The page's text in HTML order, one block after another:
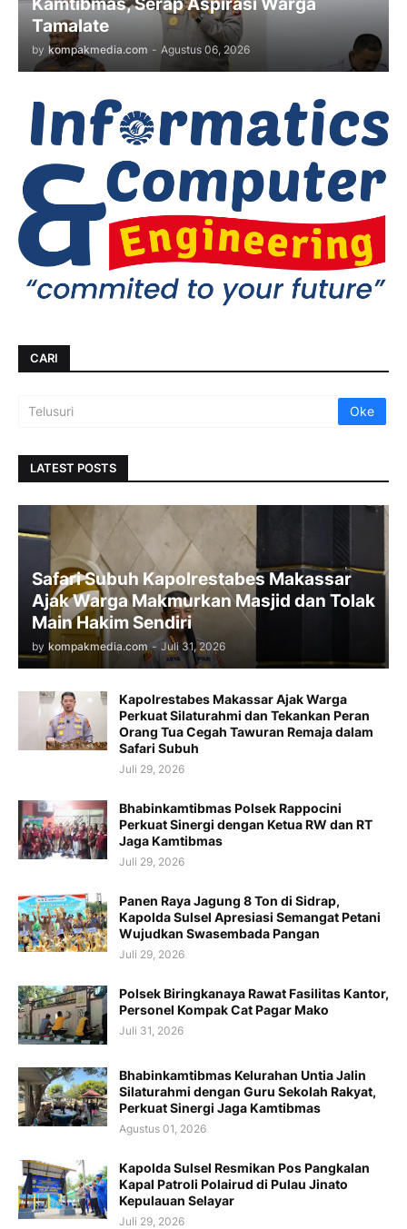
Kamtibmas, Serap Aspirasi Warga
Tamalate
by kompakmedia.com - Agustus 06, 2026
CARI
LATEST POSTS
Safari Subuh Kapolrestabes Makassar
Ajak Warga Makmurkan Masjid dan Tolak
Main Hakim Sendiri
by kompakmedia.com - Juli 31, 2026
Kapolrestabes Makassar Ajak Warga
Perkuat Silaturahmi dan Tekankan Peran
Orang Tua Cegah Tawuran Remaja dalam
Safari Subuh
Juli 29, 2026
Bhabinkamtibmas Polsek Rappocini
Perkuat Sinergi dengan Ketua RW dan RT
Jaga Kamtibmas
Juli 29, 2026
Panen Raya Jagung 8 Ton di Sidrap,
Kapolda Sulsel Apresiasi Semangat Petani
Wujudkan Swasembada Pangan
Juli 29, 2026
Polsek Biringkanaya Rawat Fasilitas Kantor,
Personel Kompak Cat Pagar Mako
Juli 31, 2026
Bhabinkamtibmas Kelurahan Untia Jalin
Silaturahmi dengan Guru Sekolah Rakyat,
Perkuat Sinergi Jaga Kamtibmas
Agustus 01, 2026
Kapolda Sulsel Resmikan Pos Pangkalan
Kapal Patroli Polairud di Pulau Jinato
Kepulauan Selayar
Juli 29, 2026